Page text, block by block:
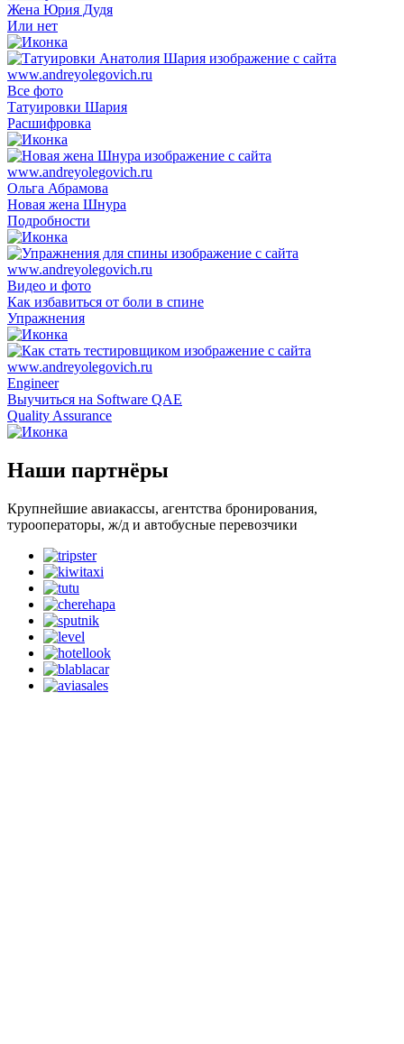
Жена Юрия Дудя
Или нет
Все фото
Татуировки Шария
Расшифровка
Ольга Абрамова
Новая жена Шнура
Подробности
Видео и фото
Как избавиться от боли в спине
Упражнения
Engineer
Выучиться на Software QAE
Quality Assurance
Наши партнёры
Крупнейшие авиакассы, агентства бронирования,
турооператоры, ж/д и автобусные перевозчики